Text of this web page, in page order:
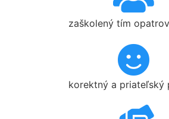
zaškolený tím
korektný a priateľský